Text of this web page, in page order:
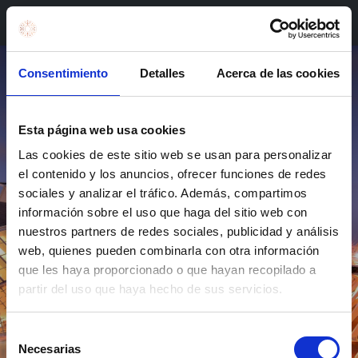
Consentimiento Detalles Acerca de las cookies
Esta página web usa cookies
Las cookies de este sitio web se usan para personalizar
el contenido y los anuncios, ofrecer funciones de redes
sociales y analizar el tráfico. Además, compartimos
información sobre el uso que haga del sitio web con
nuestros partners de redes sociales, publicidad y análisis
web, quienes pueden combinarla con otra información
que les haya proporcionado o que hayan recopilado a
partir del uso que haya hecho de sus servicios.
Selección
Necesarias
Qué hacer en Valencia: 5
planes imprescindibles
para disfrutar la ciudad
Sol, cultura y mar en un mismo destino